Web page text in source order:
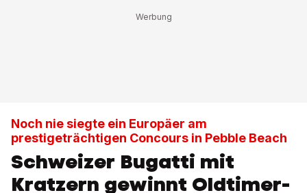
Noch nie siegte ein Europäer am
prestigeträchtigen Concours in Pebble Beach
Schweizer Bugatti mit
Kratzern gewinnt Oldtimer-